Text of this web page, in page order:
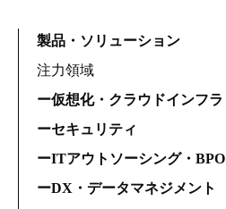
製品・ソリューション
注力領域
ー仮想化・クラウドインフラ
ーセキュリティ
ーITアウトソーシング・BPO
ーDX・データマネジメント